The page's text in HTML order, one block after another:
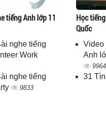
tiếng Anh lớp 11
nghe tiếng
Work
nghe tiếng
9833
Học
Quốc
Video
Anh
9964
31